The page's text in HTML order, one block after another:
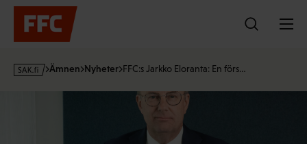
Hoppa
innehållet
s
Ämnen Nyheter FFC:s Jarkko Eloranta: En förs…